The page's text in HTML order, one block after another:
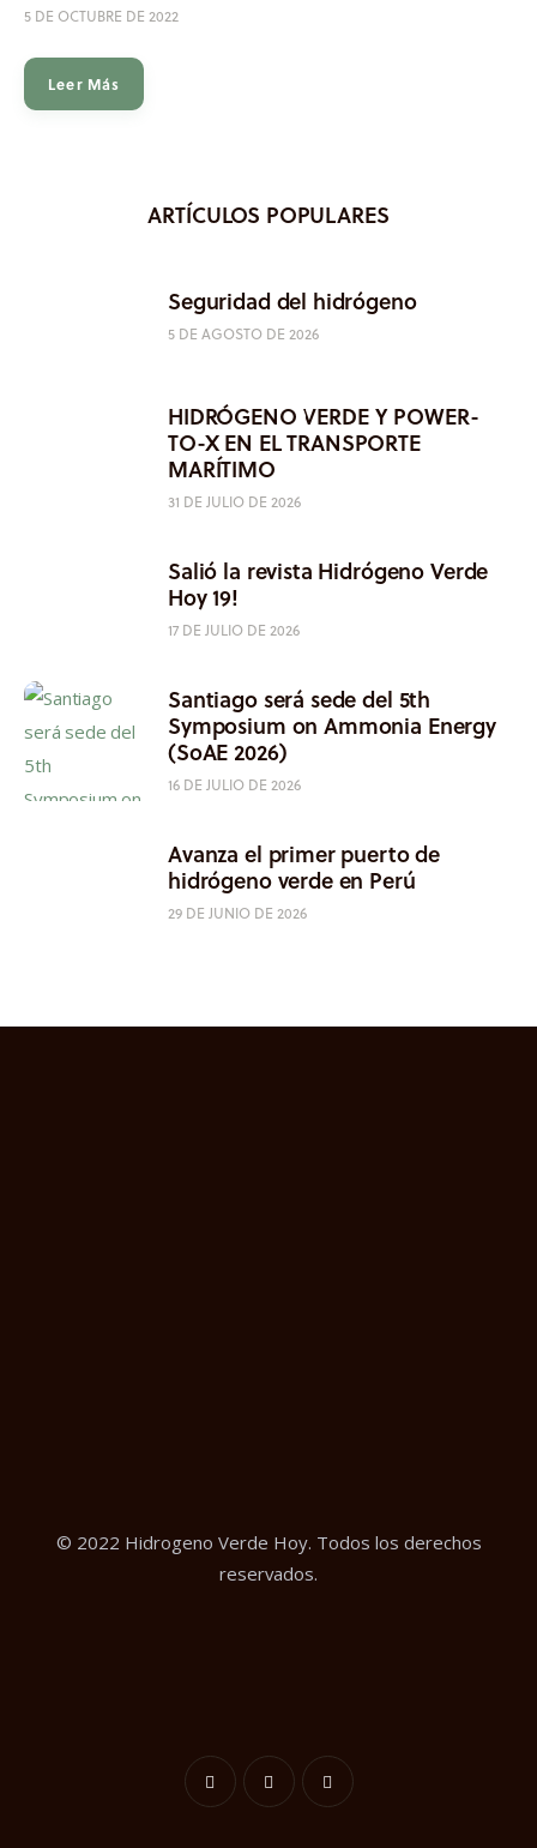
5 DE OCTUBRE DE 2022
Leer Más
ARTÍCULOS POPULARES
Seguridad del hidrógeno
5 DE AGOSTO DE 2026
HIDRÓGENO VERDE Y POWER-
TO-X EN EL TRANSPORTE
MARÍTIMO
31 DE JULIO DE 2026
Salió la revista Hidrógeno Verde
Hoy 19!
17 DE JULIO DE 2026
Santiago será sede del 5th
Symposium on Ammonia Energy
(SoAE 2026)
16 DE JULIO DE 2026
Avanza el primer puerto de
hidrógeno verde en Perú
29 DE JUNIO DE 2026
© 2022 Hidrogeno Verde Hoy. Todos los derechos
reservados.